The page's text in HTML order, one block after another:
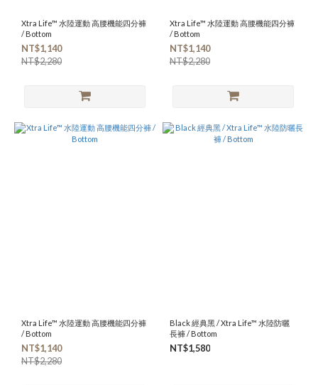
Xtra Life™ 水陸運動 高腰機能四分褲
/ Bottom
NT$1,140
NT$2,280
Xtra Life™ 水陸運動 高腰機能四分褲
/ Bottom
NT$1,140
NT$2,280
Xtra Life™ 水陸運動 高腰機能四分褲
/ Bottom
NT$1,140
NT$2,280
Black 經典黑 / Xtra Life™ 水陸防曬
長褲 / Bottom
NT$1,580